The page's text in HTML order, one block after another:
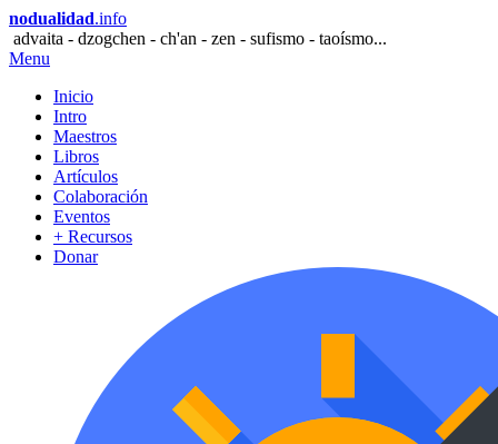
nodualidad.info
advaita - dzogchen - ch'an - zen - sufismo - taoísmo...
Menu
Inicio
Intro
Maestros
Libros
Artículos
Colaboración
Eventos
+ Recursos
Donar